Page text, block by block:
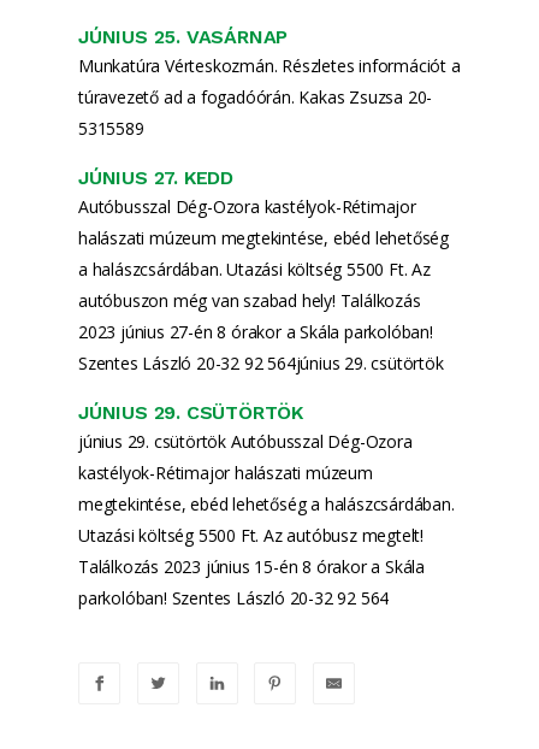
JÚNIUS 25. VASÁRNAP
Munkatúra Vérteskozmán. Részletes információt a
túravezető ad a fogadóórán. Kakas Zsuzsa 20-
5315589
JÚNIUS 27. KEDD
Autóbusszal Dég-Ozora kastélyok-Rétimajor
halászati múzeum megtekintése, ebéd lehetőség
a halászcsárdában. Utazási költség 5500 Ft. Az
autóbuszon még van szabad hely! Találkozás
2023 június 27-én 8 órakor a Skála parkolóban!
Szentes László 20-32 92 564június 29. csütörtök
JÚNIUS 29. CSÜTÖRTÖK
június 29. csütörtök Autóbusszal Dég-Ozora
kastélyok-Rétimajor halászati múzeum
megtekintése, ebéd lehetőség a halászcsárdában.
Utazási költség 5500 Ft. Az autóbusz megtelt!
Találkozás 2023 június 15-én 8 órakor a Skála
parkolóban! Szentes László 20-32 92 564